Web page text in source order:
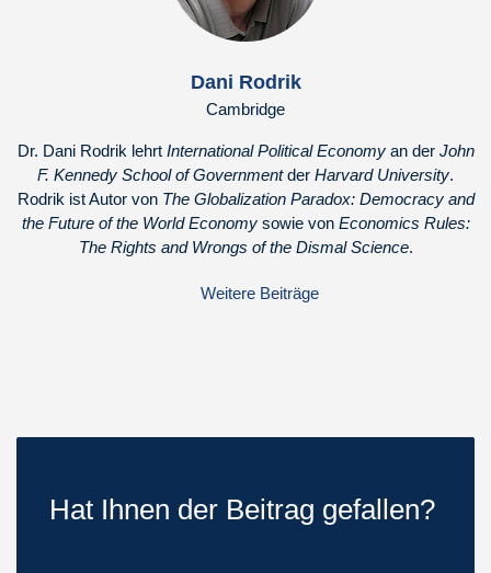
Dani Rodrik
Cambridge
Dr. Dani Rodrik lehrt International Political Economyan der John
F. Kennedy School of Governmentder Harvard University.
Rodrik ist Autor von The Globalization Paradox: Democracy and
the Future of the World Economy sowie von Economics Rules:
The Rights and Wrongs of the Dismal Science.
Weitere Beiträge
Hat Ihnen der Beitrag gefallen?